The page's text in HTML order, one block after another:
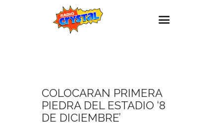
Eventos
Promociones
COLOCARAN PRIMERA
PIEDRA DEL ESTADIO ‘8
DE DICIEMBRE’